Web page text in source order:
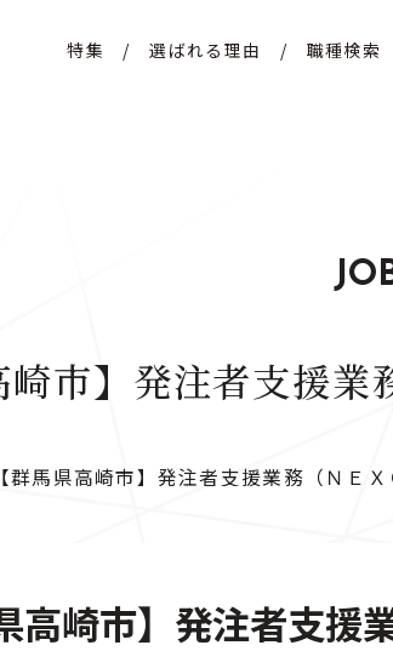
特集 /選ばれる理由 / 職種検索
崎市】発注者支援業
【群馬県高崎市】発注者支援業務（ＮＥＸ
高崎市】発注者支援